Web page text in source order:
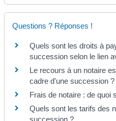
Questions ? Réponses !
Quels sont les droits à
succession selon le lien
Le recours à un notaire
cadre d'une succession ?
Frais de notaire : de quoi
Quels sont les tarifs des